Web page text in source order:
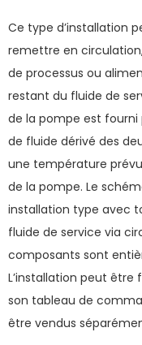
Ce type d’installation
remettre en
de processus ou
restant du fluide de
de la pompe est fourni
de fluide dérivé des
une température
de la pompe. Le
installation type avec
fluide de service via
composants sont
L’installation peut
son tableau de
être vendus